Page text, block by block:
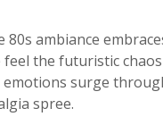
ambiance
the futuristic
surge
spree.